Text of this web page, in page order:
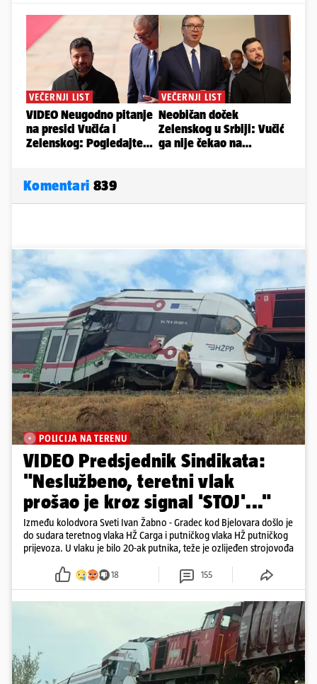
Komentari 839
POLICIJA NA TERENU
VIDEO Predsjednik Sindikata:
"Neslužbeno, teretni vlak
prošao je kroz signal 'STOJ'..."
Između kolodvora Sveti Ivan Žabno - Gradec kod Bjelovara došlo je
do sudara teretnog vlaka HŽ Carga i putničkog vlaka HŽ putničkog
prijevoza. U vlaku je bilo 20-ak putnika, teže je ozlijeđen strojovođa
18 155